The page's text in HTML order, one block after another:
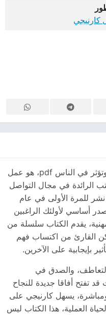
كارنيجي
تحميل كتاب كيف تكسب الأصدقاء وتؤثر في الناس pdf، هو عمل
الرائدة في مجال التواصل
نشر للمرة الأولى في عام
أساسي لأولئك الراغبين
يقدم الكتاب سلسلة من
القارئ من اكتساب فهم
بإيجابية على الآخرين.
والصدق في
تفتح أفاقا جديدة للنجاح
يسهل كارنيجي على
العملية، هذا الكتاب ليس